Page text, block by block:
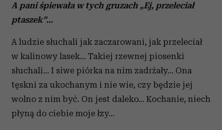
A pani śpiewała w tych gruzach „Ej, przeleciał
ptaszek”…
A ludzie słuchali jak zaczarowani, jak przeleciał
w kalinowy lasek… Takiej rzewnej piosenki
słuchali… I siwe piórka na nim zadrżały… Ona
tęskni za ukochanym i nie wie, czy będzie jej
wolno z nim być. On jest daleko… Kochanie, niech
płyną do ciebie moje łzy…